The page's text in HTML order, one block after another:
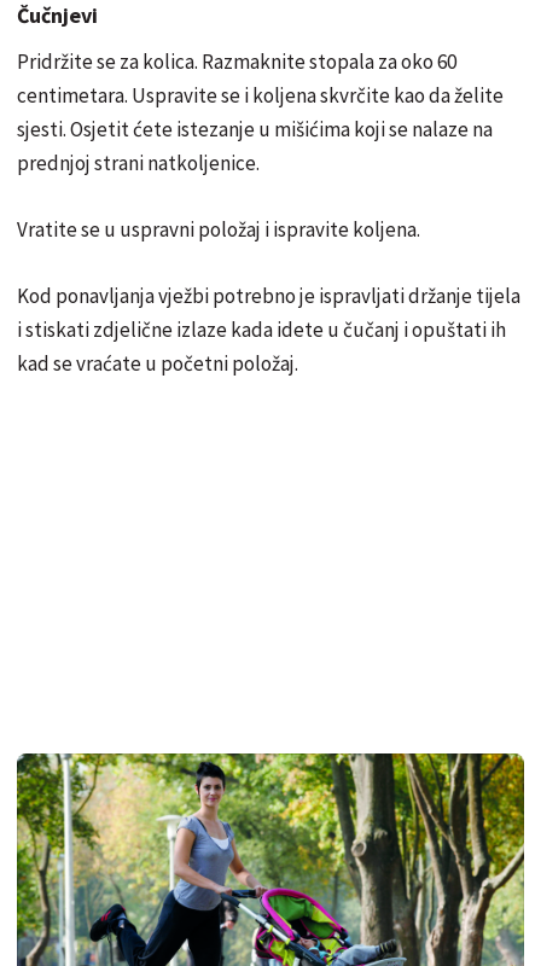
Čučnjevi
Pridržite se za kolica. Razmaknite stopala za oko 60
centimetara. Uspravite se i koljena skvrčite kao da želite
sjesti. Osjetit ćete istezanje u mišićima koji se nalaze na
prednjoj strani natkoljenice.
Vratite se u uspravni položaj i ispravite koljena.
Kod ponavljanja vježbi potrebno je ispravljati držanje tijela
i stiskati zdjelične izlaze kada idete u čučanj i opuštati ih
kad se vraćate u početni položaj.